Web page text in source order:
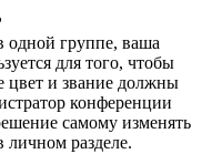
одной группе, ваша
для того, чтобы
цвет и звание должны
конференции
самому изменять
разделе.